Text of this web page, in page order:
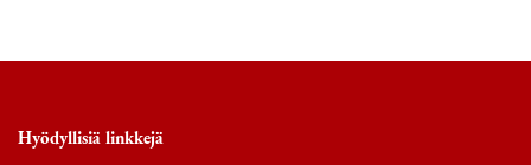
Hyödyllisiä linkkejä